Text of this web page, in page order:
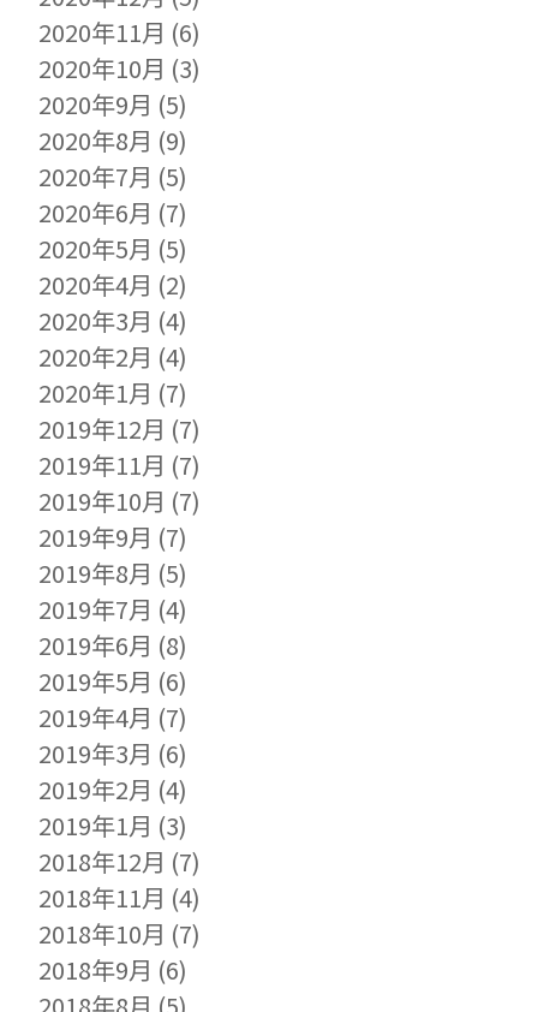
2020年11月 (6)
2020年10月 (3)
2020年9月 (5)
2020年8月 (9)
2020年7月 (5)
2020年6月 (7)
2020年5月 (5)
2020年4月 (2)
2020年3月 (4)
2020年2月 (4)
2020年1月 (7)
2019年12月 (7)
2019年11月 (7)
2019年10月 (7)
2019年9月 (7)
2019年8月 (5)
2019年7月 (4)
2019年6月 (8)
2019年5月 (6)
2019年4月 (7)
2019年3月 (6)
2019年2月 (4)
2019年1月 (3)
2018年12月 (7)
2018年11月 (4)
2018年10月 (7)
2018年9月 (6)